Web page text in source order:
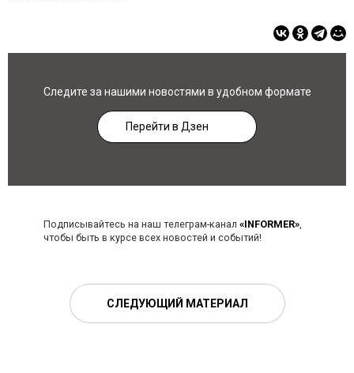
Следите за нашими новостями в удобном формате
Перейти в Дзен
Подписывайтесь на наш телеграм-канал «INFORMER»,
чтобы быть в курсе всех новостей и событий!
СЛЕДУЮЩИЙ МАТЕРИАЛ